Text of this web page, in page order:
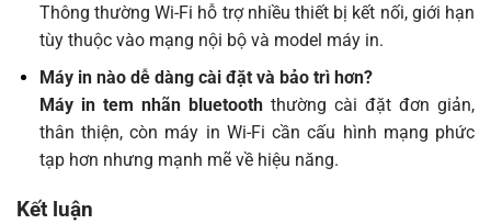
Thông thường Wi-Fi hỗ trợ nhiều thiết bị kết nối, giới hạn
tùy thuộc vào mạng nội bộ và model máy in.
Máy in nào dễ dàng cài đặt và bảo trì hơn?
Máy in tem nhãn bluetooththường cài đặt đơn giản,
thân thiện, còn máy in Wi-Fi cần cấu hình mạng phức
tạp hơn nhưng mạnh mẽ về hiệu năng.
Kết luận